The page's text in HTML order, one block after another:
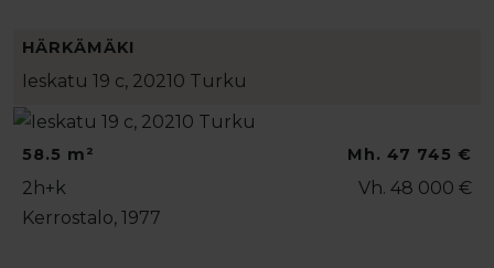
HÄRKÄMÄKI
Ieskatu 19 c, 20210 Turku
58.5 m²
2h+k
Kerrostalo, 1977
Mh. 47 745 €
Vh. 48 000 €